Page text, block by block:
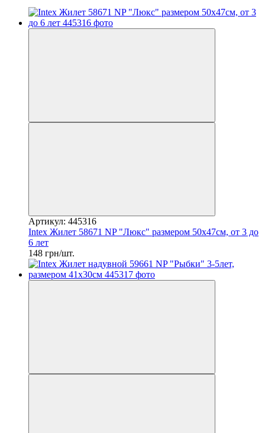
Артикул: 445316
Intex Жилет 58671 NP "Люкс" размером 50х47см, от 3 до
6 лет
148 грн/шт.